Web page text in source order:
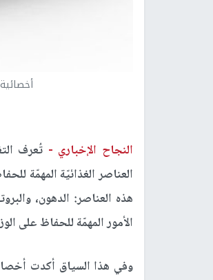
النجاح الإخباري - تُعرف
العناصر الغذائيّة المهمّة
هذه العناصر: الدهون،
الأمور المهمّة للحفاظ على
وفي هذا السياق أكدت